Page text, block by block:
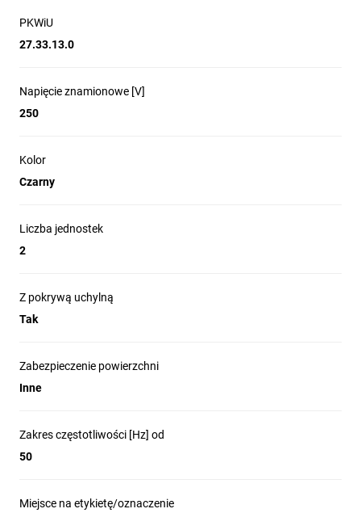
PKWiU
27.33.13.0
Napięcie znamionowe [V]
250
Kolor
Czarny
Liczba jednostek
2
Z pokrywą uchylną
Tak
Zabezpieczenie powierzchni
Inne
Zakres częstotliwości [Hz] od
50
Miejsce na etykietę/oznaczenie